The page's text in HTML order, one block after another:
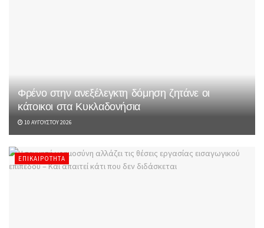
Φρένο στην ανεξέλεγκτη δόμηση ζητάνε οι
κάτοικοι στα Κυκλαδονήσια
10 ΑΥΓΟΎΣΤΟΥ 2026
ΕΠΙΚΑΙΡΌΤΗΤΑ